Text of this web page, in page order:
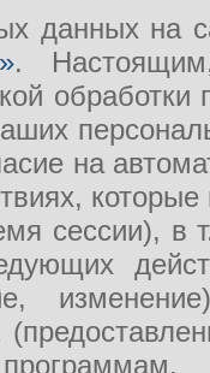
данных на
.
на
сессии), в